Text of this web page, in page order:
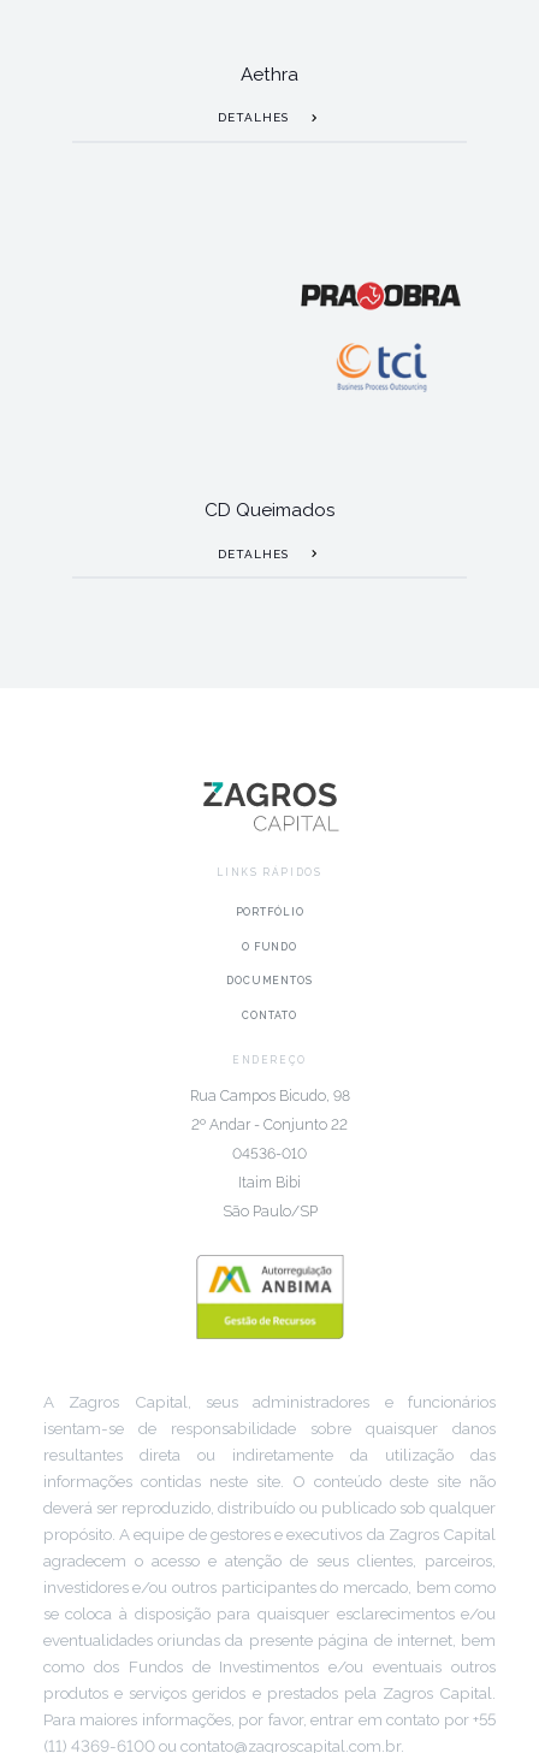
Aethra
DETALHES
CD Queimados
DETALHES
LINKS RÁPIDOS
PORTFÓLIO
O FUNDO
DOCUMENTOS
CONTATO
ENDEREÇO
Rua Campos Bicudo, 98
2º Andar - Conjunto 22
04536-010
Itaim Bibi
São Paulo/SP
A Zagros Capital, seus administradores e funcionários
isentam-se de responsabilidade sobre quaisquer danos
resultantes direta ou indiretamente da utilização das
informações contidas neste site. O conteúdo deste site não
deverá ser reproduzido, distribuído ou publicado sob qualquer
propósito. A equipe de gestores e executivos da Zagros Capital
agradecem o acesso e atenção de seus clientes, parceiros,
investidores e/ou outros participantes do mercado, bem como
se coloca à disposição para quaisquer esclarecimentos e/ou
eventualidades oriundas da presente página de internet, bem
como dos Fundos de Investimentos e/ou eventuais outros
produtos e serviços geridos e prestados pela Zagros Capital.
Para maiores informações, por favor, entrar em contato por +55
(11) 4369-6100 ou contato@zagroscapital.com.br.